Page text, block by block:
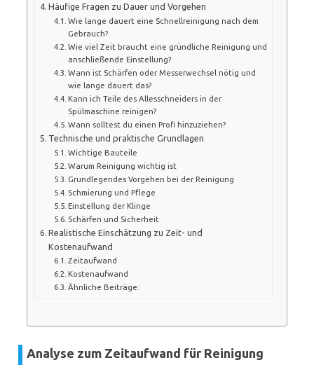
Häufige Fragen zu Dauer und Vorgehen
Wie lange dauert eine Schnellreinigung nach dem
Gebrauch?
Wie viel Zeit braucht eine gründliche Reinigung und
anschließende Einstellung?
Wann ist Schärfen oder Messerwechsel nötig und
wie lange dauert das?
Kann ich Teile des Allesschneiders in der
Spülmaschine reinigen?
Wann solltest du einen Profi hinzuziehen?
Technische und praktische Grundlagen
Wichtige Bauteile
Warum Reinigung wichtig ist
Grundlegendes Vorgehen bei der Reinigung
Schmierung und Pflege
Einstellung der Klinge
Schärfen und Sicherheit
Realistische Einschätzung zu Zeit- und
Kostenaufwand
Zeitaufwand
Kostenaufwand
Ähnliche Beiträge:
Analyse zum Zeitaufwand für Reinigung